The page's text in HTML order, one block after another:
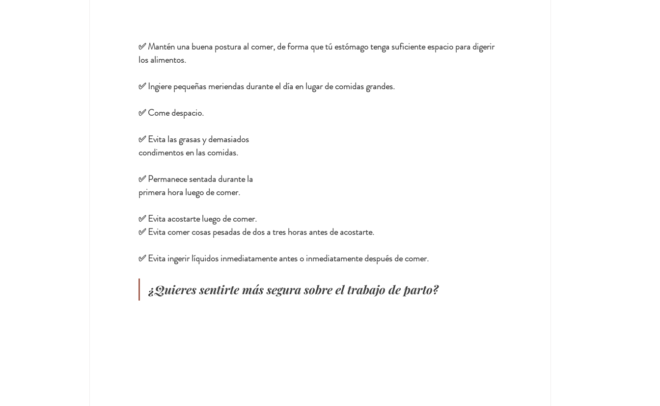
✅ Mantén una buena postura al comer, de forma que tú estómago tenga suficiente espacio para digerir
los alimentos.
✅ Ingiere pequeñas meriendas durante el día en lugar de comidas grandes.
✅ Come despacio.
✅ Evita las grasas y demasiados
condimentos en las comidas.
✅ Permanece sentada durante la
primera hora luego de comer.
✅ Evita acostarte luego de comer.
✅ Evita comer cosas pesadas de dos a tres horas antes de acostarte.
✅ Evita ingerir líquidos inmediatamente antes o inmediatamente después de comer.
¿Quieres sentirte más segura sobre el trabajo de parto?